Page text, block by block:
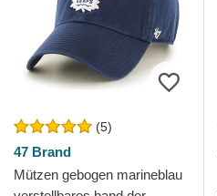
(5)
47 Brand
Mützen gebogen marineblau